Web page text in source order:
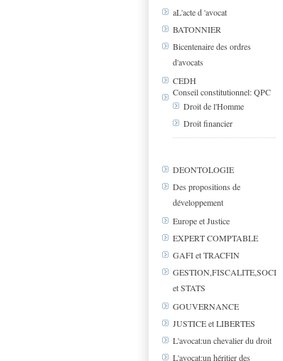
aL'acte d 'avocat
BATONNIER
Bicentenaire des ordres
d'avocats
CEDH
Conseil constitutionnel: QPC
Droit de l'Homme
Droit financier
DEONTOLOGIE
Des propositions de
développement
Europe et Justice
EXPERT COMPTABLE
GAFI et TRACFIN
GESTION,FISCALITE,SOCIAL
et STATS
GOUVERNANCE
JUSTICE et LIBERTES
L'avocat:un chevalier du droit
L'avocat:un héritier des